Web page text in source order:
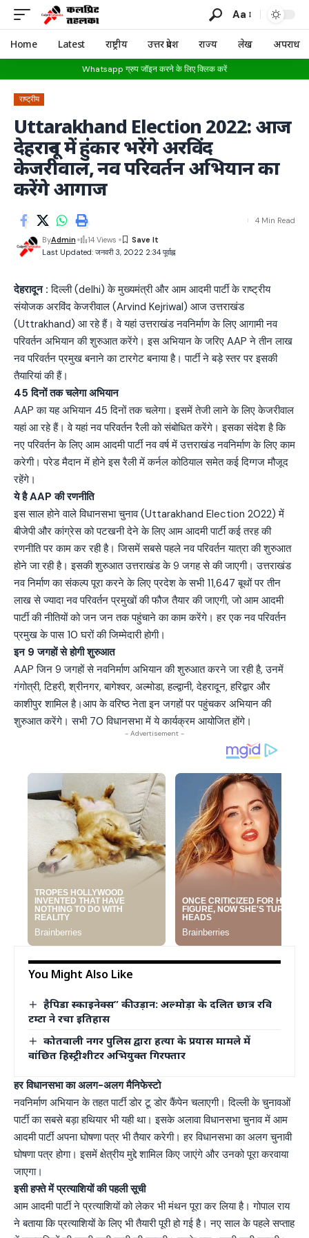
Aa
Home Latest राष्ट्रीय उत्तर प्रदेश राज्य लेख अपराध
Whatsapp ग्रुप जॉइन करने के लिए क्लिक करें
राष्ट्रीय
Uttarakhand Election 2022: आज
देहरादून में हुंकार भरेंगे अरविंद
केजरीवाल, नव परिवर्तन अभियान का
करेंगे आगाज
Last Updated: जनवरी 3, 2022 2:34 पूर्वाह्न
ByAdmin 14 Views
4 Min Read
देहरादून : दिल्ली (delhi) के मुख्यमंत्री और आम आदमी पार्टी के राष्ट्रीय
संयोजक अरविंद केजरीवाल (Arvind Kejriwal) आज उत्तराखंड
(Uttrakhand) आ रहे हैं। वे यहां उत्तराखंड नवनिर्माण के लिए आगामी नव
परिवर्तन अभियान की शुरुआत करेंगे। इस अभियान के जरिए AAP ने तीन लाख
नव परिवर्तन प्रमुख बनाने का टारगेट बनाया है। पार्टी ने बड़े स्तर पर इसकी
तैयारियां की हैं।
45 दिनों तक चलेगा अभियान
AAP का यह अभियान 45 दिनों तक चलेगा। इसमें तेजी लाने के लिए केजरीवाल
यहां आ रहे हैं। वे यहां नव परिवर्तन रैली को संबोधित करेंगे। इसका संदेश है कि
नए परिवर्तन के लिए आम आदमी पार्टी नव वर्ष में उत्तराखंड नवनिर्माण के लिए काम
करेगी। परेड मैदान में होने इस रैली में कर्नल कोठियाल समेत कई दिग्गज मौजूद
रहेंगे।
ये है AAP की रणनीति
इस साल होने वाले विधानसभा चुनाव (Uttarakhand Election 2022) में
बीजेपी और कांग्रेस को पटखनी देने के लिए आम आदमी पार्टी कई तरह की
रणनीति पर काम कर रही है। जिसमें सबसे पहले नव परिवर्तन यात्रा की शुरुआत
होने जा रही है। इसकी शुरुआत उत्तराखंड के 9 जगह से की जाएगी। उत्तराखंड
नव निर्माण का संकल्प पूरा करने के लिए प्रदेश के सभी 11,647 बूथों पर तीन
लाख से ज्यादा नव परिवर्तन प्रमुखों की फौज तैयार की जाएगी, जो आम आदमी
पार्टी की नीतियों को जन जन तक पहुंचाने का काम करेंगे। हर एक नव परिवर्तन
प्रमुख के पास 10 घरों की जिम्मेदारी होगी।
इन 9 जगहों से होगी शुरुआत
AAP जिन 9 जगहों से नवनिर्माण अभियान की शुरुआत करने जा रही है, उनमें
गंगोत्री, टिहरी, श्रीनगर, बागेश्वर, अल्मोडा, हल्द्वानी, देहरादून, हरिद्वार और
काशीपुर शामिल है।आप के वरिष्ठ नेता इन जगहों पर पहुंचकर अभियान की
शुरुआत करेंगे। सभी 70 विधानसभा में ये कार्यक्रम आयोजित होंगे।
- Advertisement -
You Might Also Like
हैपिडा स्काइनेक्स” की उड़ान: अल्मोड़ा के दलित छात्र रवि
टम्टा ने रचा इतिहास
कोतवाली नगर पुलिस द्वारा हत्या के प्रयास मामले में
वांछित हिस्ट्रीशीटर अभियुक्त गिरफ्तार
हर विधानसभा का अलग-अलग मैनिफेस्टो
नवनिर्माण अभियान के तहत पार्टी डोर टू डोर कैंपेन चलाएगी। दिल्ली के चुनावओं
पार्टी का सबसे बड़ा हथियार भी यही था। इसके अलावा विधानसभा चुनाव में आम
आदमी पार्टी अपना घोषणा पत्र भी तैयार करेगी। हर विधानसभा का अलग चुनावी
घोषणा पत्र होगा। इसमें क्षेत्रीय मुद्दे शामिल किए जाएंगे और उनको पूरा करवाया
जाएगा।
इसी हफ्ते में प्रत्याशियों की पहली सूची
आम आदमी पार्टी ने प्रत्याशियों को लेकर भी मंथन पूरा कर लिया है। गोपाल राय
ने बताया कि प्रत्याशियों के लिए भी तैयारी पूरी हो गई है। नए साल के पहले सप्ताह